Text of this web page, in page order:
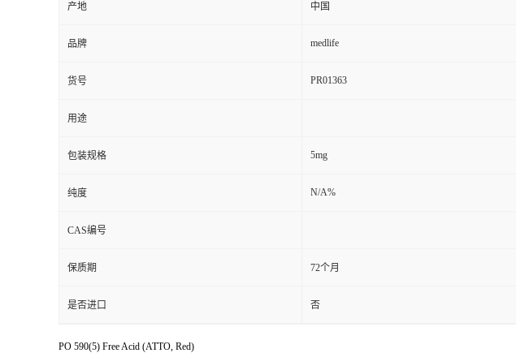
产地 中国
品牌 medlife
货号 PR01363
用途
包装规格 5mg
纯度 N/A%
CAS编号
保质期 72个月
是否进口 否
PO 590(5) Free Acid (ATTO, Red)